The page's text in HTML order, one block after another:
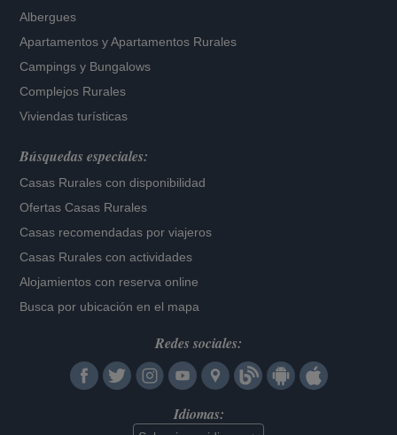
Albergues
Apartamentos yApartamentos Rurales
Campings y Bungalows
Complejos Rurales
Viviendas turísticas
Búsquedas especiales:
Casas Rurales con disponibilidad
Ofertas Casas Rurales
Casas recomendadas por viajeros
Casas Rurales con actividades
Alojamientos con reserva online
Busca por ubicación en el mapa
Redes sociales:
Idiomas: